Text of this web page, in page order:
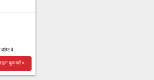
में
बुक करें >